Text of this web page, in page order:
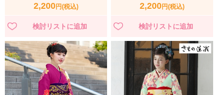
2,200円(税込) 2,200円(税込)